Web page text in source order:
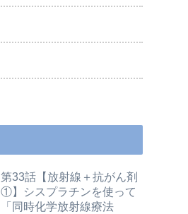
第33話【放射線＋抗がん剤
①】シスプラチンを使って
「同時化学放射線療法